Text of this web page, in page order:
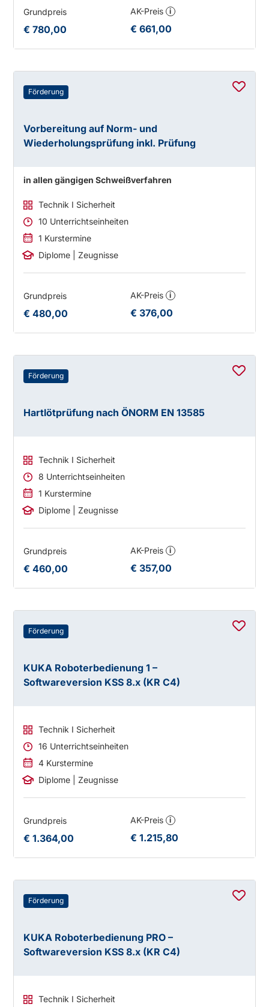
Grundpreis
€ 780,00
AK-Preis i
€ 661,00
Förderung
Vorbereitung auf Norm- und
Wiederholungsprüfung inkl. Prüfung
in allen gängigen Schweißverfahren
Technik I Sicherheit
10 Unterrichtseinheiten
1 Kurstermine
Diplome | Zeugnisse
Grundpreis
€ 480,00
AK-Preis i
€ 376,00
Förderung
Hartlötprüfung nach ÖNORM EN 13585
Technik I Sicherheit
8 Unterrichtseinheiten
1 Kurstermine
Diplome | Zeugnisse
Grundpreis
€ 460,00
AK-Preis i
€ 357,00
Förderung
KUKA Roboterbedienung 1 –
Softwareversion KSS 8.x (KR C4)
Technik I Sicherheit
16 Unterrichtseinheiten
4 Kurstermine
Diplome | Zeugnisse
Grundpreis
€ 1.364,00
AK-Preis i
€ 1.215,80
Förderung
KUKA Roboterbedienung PRO –
Softwareversion KSS 8.x (KR C4)
Technik I Sicherheit